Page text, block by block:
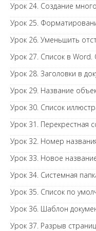
Урок 24. Создание
Урок 25.
Урок 26. Уменьшить
Урок 27. Список в Word.
Урок 28. Заголовки в
Урок 29. Название
Урок 30. Список
Урок 31. Перекрестная
Урок 32. Номер
Урок 33. Новое
Урок 34. Системная
Урок 35. Список по
Урок 36. Шаблон
Урок 37. Разрыв